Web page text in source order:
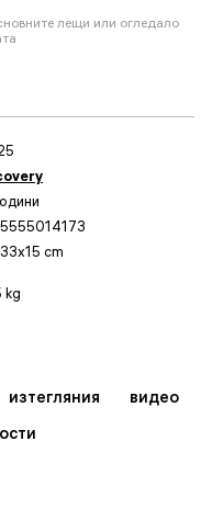
лещи или огледало
cm
kg
изтегляния
видео